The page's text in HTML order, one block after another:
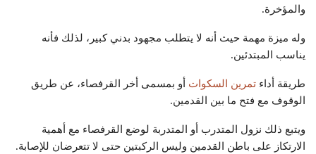
والمؤخرة.
وله ميزة مهمة حيث أنه لا يتطلب مجهود بدني كبير، لذلك فأنه
يناسب المبتدئين.
طريقة أداء تمرين السكوات أو بمسمى أخر القرفصاء، عن طريق
الوقوف مع فتح ما بين القدمين.
ويتبع ذلك نزول المتدرب أو المتدربة لوضع القرفصاء مع أهمية
الارتكاز على باطن القدمين وليس الركبتين حتى لا تتعرضان للإصابة.